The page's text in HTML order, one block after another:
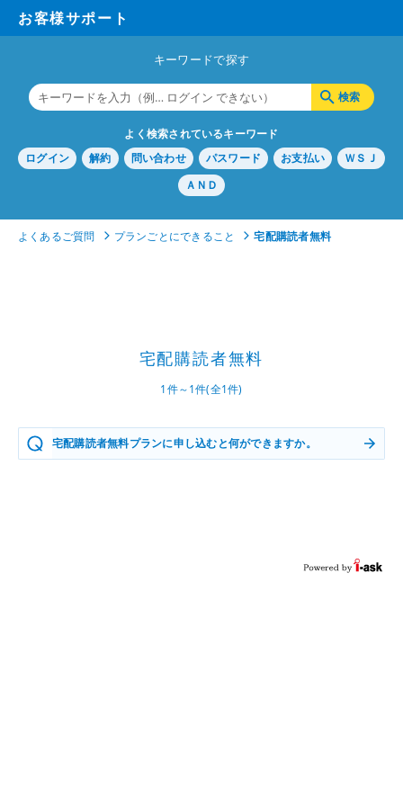
お客様サポート
キーワードで探す
よく検索されているキーワード
ログイン 解約 問い合わせ パスワード お支払い
ＷＳＪ
ＡＮＤ
よくあるご質問 プランごとにできること 宅配購読者無料
宅配購読者無料
1件～1件(全1件)
宅配購読者無料プランに申し込むと何ができますか。